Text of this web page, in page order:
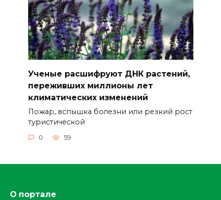
Ученые расшифруют ДНК растений,
переживших миллионы лет
климатических изменений
Пожар, вспышка болезни или резкий рост
туристической
0 59
О портале